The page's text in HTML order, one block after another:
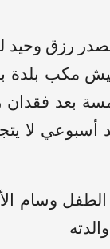
رزق وحيد
مكب بلدة
بعد